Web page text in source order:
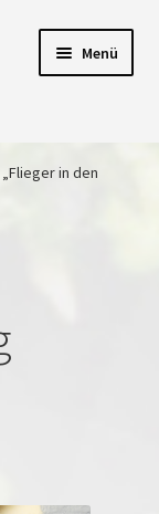
Menü
in den